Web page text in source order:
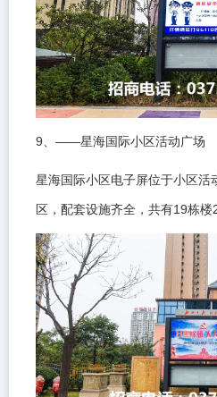
9、 ——星海国际小区活动广场
星海国际小区电子屏位于小区活
区，配套设施齐全，共有19栋楼